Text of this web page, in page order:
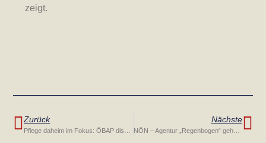
zeigt.
Zurück Nächste
NÖN – Agentur „Regenbogen“ gehört nun zu cura domo